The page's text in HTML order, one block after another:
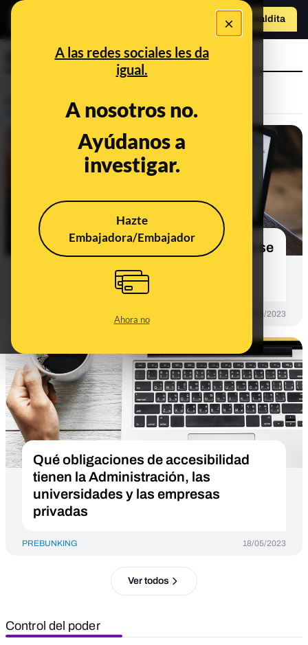
×
A las redes sociales les da
igual.
A nosotros no.
Ayúdanos a
investigar.
Hazte
Embajadora/Embajador
Ahora no
Hazte Maldit o
a
Servimedia
Qué es la accesibilidad web y cómo se
18/05/2023
Qué obligaciones de accesibilidad
tienen la Administración, las
universidades y las empresas
privadas
PREBUNKING 18/05/2023
Ver todos
Control del poder